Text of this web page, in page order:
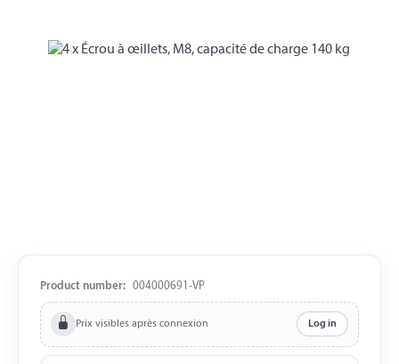
Skip image gallery
Product number: 004000691-VP
Prix visibles après connexion Log in